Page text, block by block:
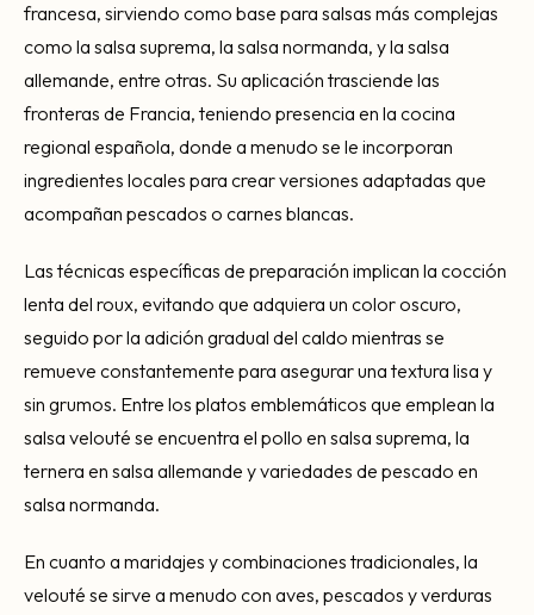
francesa, sirviendo como base para salsas más complejas
como la salsa suprema, la salsa normanda, y la salsa
allemande, entre otras. Su aplicación trasciende las
fronteras de Francia, teniendo presencia en la cocina
regional española, donde a menudo se le incorporan
ingredientes locales para crear versiones adaptadas que
acompañan pescados o carnes blancas.
Las técnicas específicas de preparación implican la cocción
lenta del roux, evitando que adquiera un color oscuro,
seguido por la adición gradual del caldo mientras se
remueve constantemente para asegurar una textura lisa y
sin grumos. Entre los platos emblemáticos que emplean la
salsa velouté se encuentra el pollo en salsa suprema, la
ternera en salsa allemande y variedades de pescado en
salsa normanda.
En cuanto a maridajes y combinaciones tradicionales, la
velouté se sirve a menudo con aves, pescados y verduras